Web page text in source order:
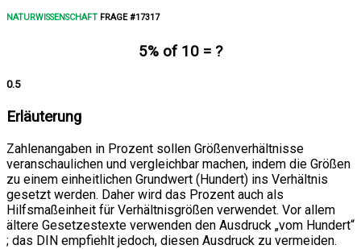
NATURWISSENSCHAFT FRAGE #17317
5% of 10 = ?
0.5
Erläuterung
Zahlenangaben in Prozent sollen Größenverhältnisse
veranschaulichen und vergleichbar machen, indem die Größen
zu einem einheitlichen Grundwert (Hundert) ins Verhältnis
gesetzt werden. Daher wird das Prozent auch als
Hilfsmaßeinheit für Verhältnisgrößen verwendet. Vor allem
ältere Gesetzestexte verwenden den Ausdruck „vom Hundert“
; das DIN empfiehlt jedoch, diesen Ausdruck zu vermeiden.